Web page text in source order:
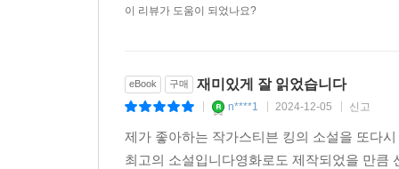
이 리뷰가 도움이 되었나요?
eBook 구매 재미있게 잘 읽었습니다
n****1 2024-12-05 신고
제가 좋아하는 작가스티븐 킹의 소설을 또다
최고의 소설입니다영화로도 제작되었을 만큼